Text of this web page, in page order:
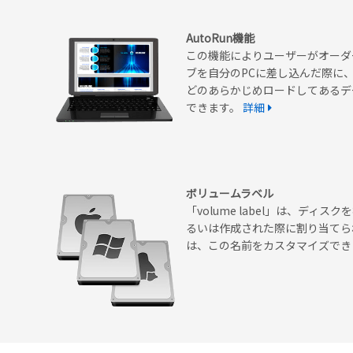
AutoRun機能
この機能によりユーザーがオー
ブを自分のPCに差し込んだ際に
どのあらかじめロードしてある
できます。詳細
ボリュームラベル
「volume label」は、ディスク
るいは作成された際に割り当て
は、この名前をカスタマイズで